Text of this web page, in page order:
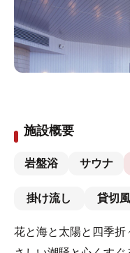
施設概要
岩盤浴 サウナ
掛け流し 貸切
花と海と太陽と四季